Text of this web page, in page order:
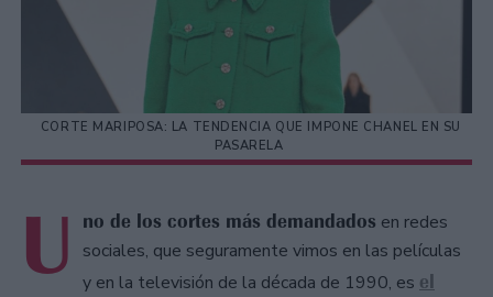
CORTE MARIPOSA: LA TENDENCIA QUE IMPONE CHANEL EN SU
PASARELA
U no de los cortes más demandados en redes
sociales, que seguramente vimos en las películas
y en la televisión de la década de 1990, es el